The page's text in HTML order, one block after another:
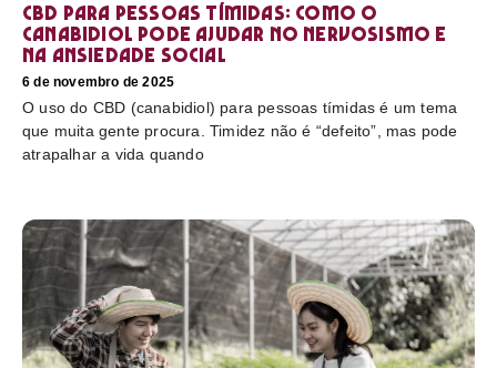
CBD para pessoas tímidas: como o
canabidiol pode ajudar no nervosismo e
na ansiedade social
6 de novembro de 2025
O uso do CBD (canabidiol) para pessoas tímidas é um tema
que muita gente procura. Timidez não é “defeito”, mas pode
atrapalhar a vida quando